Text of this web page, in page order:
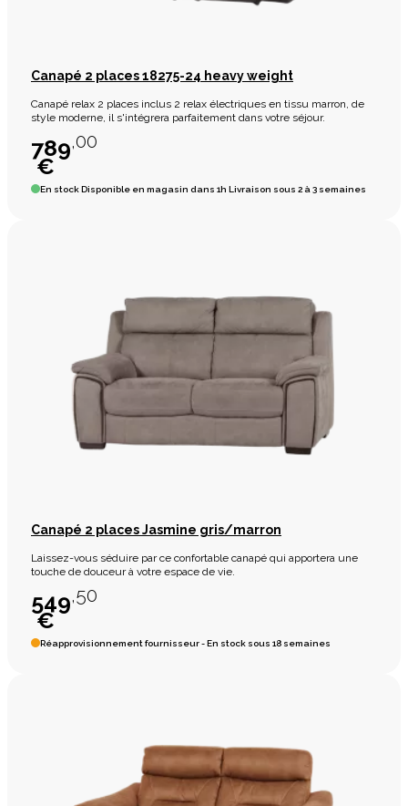
Canapé 2 places 18275-24 heavy weight
Canapé relax 2 places inclus 2 relax électriques en tissu marron, de
style moderne, il s'intégrera parfaitement dans votre séjour.
789,00
€
En stockDisponible en magasin dans 1h Livraison sous 2 à 3 semaines
Canapé 2 places Jasmine gris/marron
Laissez-vous séduire par ce confortable canapé qui apportera une
touche de douceur à votre espace de vie.
549,50
€
Réapprovisionnement fournisseur - En stock sous 18 semaines